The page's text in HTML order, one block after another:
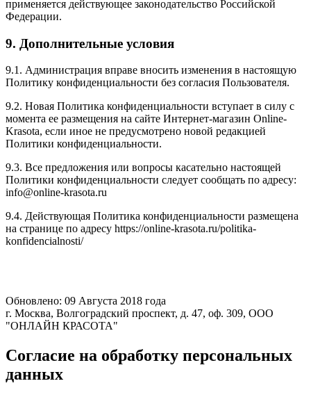
применяется действующее законодательство Российской
Федерации.
9. Дополнительные условия
9.1. Администрация вправе вносить изменения в настоящую
Политику конфиденциальности без согласия Пользователя.
9.2. Новая Политика конфиденциальности вступает в силу с
момента ее размещения на сайте Интернет-магазин Online-
Krasota, если иное не предусмотрено новой редакцией
Политики конфиденциальности.
9.3. Все предложения или вопросы касательно настоящей
Политики конфиденциальности следует сообщать по адресу:
info@online-krasota.ru
9.4. Действующая Политика конфиденциальности размещена
на странице по адресу https://online-krasota.ru/politika-
konfidencialnosti/
Обновлено: 09 Августа 2018 года
г. Москва, Волгоградский проспект, д. 47, оф. 309, ООО
"ОНЛАЙН КРАСОТА"
Согласие на обработку персональных
данных